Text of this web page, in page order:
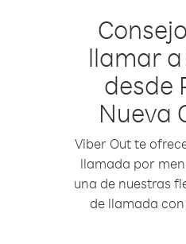
llamar
desde
Nueva
Viber Out te
llamada por
una de nuestras
de llamada